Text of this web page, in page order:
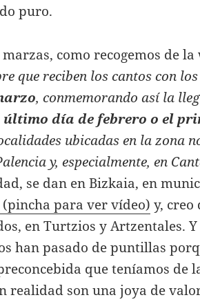
puro.
marzas, como recogemos de
que reciben los cantos con
, conmemorando así la
último día de febrero o el
ubicadas en la zona
y, especialmente, en
se dan en Bizkaia, en
(pincha para ver vídeo) y, creo
en Turtzios y Artzentales.
han pasado de puntillas
que teníamos de
realidad son una joya de